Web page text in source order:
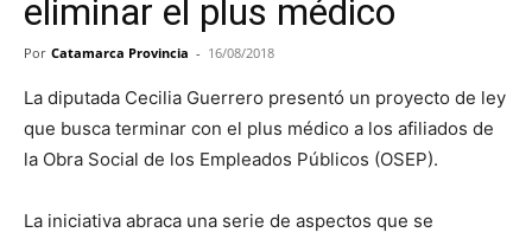
eliminar el plus médico
Por Catamarca Provincia - 16/08/2018
La diputada Cecilia Guerrero presentó un proyecto de ley
que busca terminar con el plus médico a los afiliados de
la Obra Social de los Empleados Públicos (OSEP).
La iniciativa abraca una serie de aspectos que se